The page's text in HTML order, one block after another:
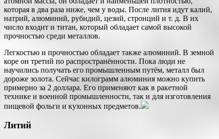
которая в два раза ниже, чем у воды. После лития идут калий,
натрий, алюминий, рубидий, цезий, стронций и т. д. В их
число входит и титан, который обладает самой высокой
прочностью среди металлов.
Легкостью и прочностью обладает также алюминий. В земной
коре он третий по распространённости. Пока люди не
научились получать его промышленным путём, металл был
дороже золота. Сейчас килограмм алюминия можно купить
примерно за 2 доллара. Его применяют как в ракетной
технике и военной промышленности, так и для изготовления
пищевой фольги и кухонных предметов.
Литий